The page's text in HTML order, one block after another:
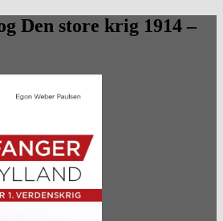
Den store krig 1914 –